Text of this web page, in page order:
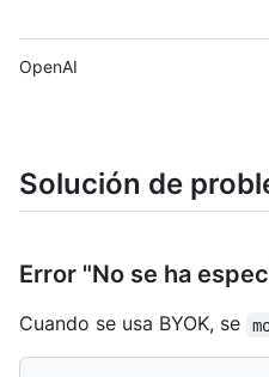
OpenAI
Solución de
Error "No se ha
Cuando se usa BYOK, se